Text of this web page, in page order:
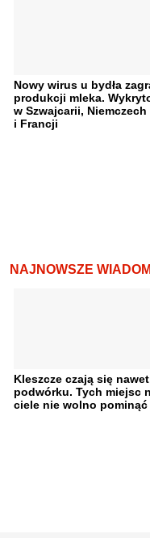
Nowy wirus u bydła
produkcji mleka.
w Szwajcarii, Niemczech
i Francji
NAJNOWSZE
Kleszcze czają się
podwórku. Tych miejsc
ciele nie wolno pominąć